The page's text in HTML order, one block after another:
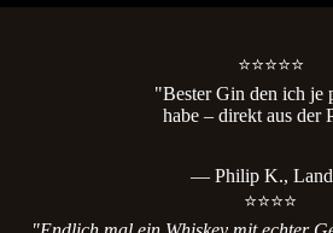
⭐⭐⭐⭐⭐
"Bester Gin den ich je
habe – direkt aus der
— Philip K.,
⭐⭐⭐⭐